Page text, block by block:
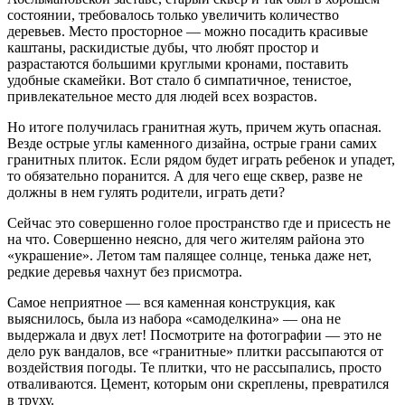
состоянии, требовалось только увеличить количество
деревьев. Место просторное — можно посадить красивые
каштаны, раскидистые дубы, что любят простор и
разрастаются большими круглыми кронами, поставить
удобные скамейки. Вот стало б симпатичное, тенистое,
привлекательное место для людей всех возрастов.
Но итоге получилась гранитная жуть, причем жуть опасная.
Везде острые углы каменного дизайна, острые грани самих
гранитных плиток. Если рядом будет играть ребенок и упадет,
то обязательно поранится. А для чего еще сквер, разве не
должны в нем гулять родители, играть дети?
Сейчас это совершенно голое пространство где и присесть не
на что. Совершенно неясно, для чего жителям района это
«украшение». Летом там палящее солнце, тенька даже нет,
редкие деревья чахнут без присмотра.
Самое неприятное — вся каменная конструкция, как
выяснилось, была из набора «самоделкина» — она не
выдержала и двух лет! Посмотрите на фотографии — это не
дело рук вандалов, все «гранитные» плитки рассыпаются от
воздействия погоды. Те плитки, что не рассыпались, просто
отваливаются. Цемент, которым они скреплены, превратился
в труху.